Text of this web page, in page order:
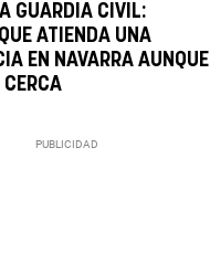
GUARDIA CIVIL:
ATIENDA UNA
EN NAVARRA AUNQUE
CERCA